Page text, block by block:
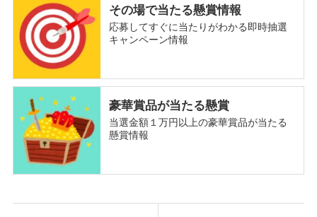
その場で当たる懸賞情報
応募してすぐに当たりがわかる即時抽選
キャンペーン情報
豪華賞品が当たる懸賞
当選金額１万円以上の豪華賞品が当たる
懸賞情報